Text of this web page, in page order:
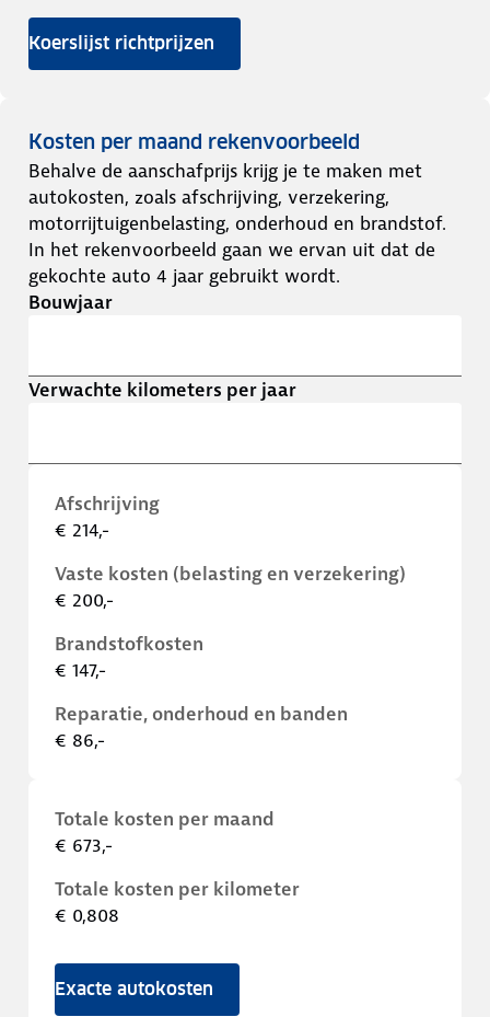
Koerslijst richtprijzen
Kosten per maand rekenvoorbeeld
Behalve de aanschafprijs krijg je te maken met
autokosten, zoals afschrijving, verzekering,
motorrijtuigenbelasting, onderhoud en brandstof.
In het rekenvoorbeeld gaan we ervan uit dat de
gekochte auto 4 jaar gebruikt wordt.
Bouwjaar
Verwachte kilometers per jaar
Afschrijving
€ 214,-
Vaste kosten (belasting en verzekering)
€ 200,-
Brandstofkosten
€ 147,-
Reparatie, onderhoud en banden
€ 86,-
Totale kosten per maand
€ 673,-
Totale kosten per kilometer
€ 0,808
Exacte autokosten